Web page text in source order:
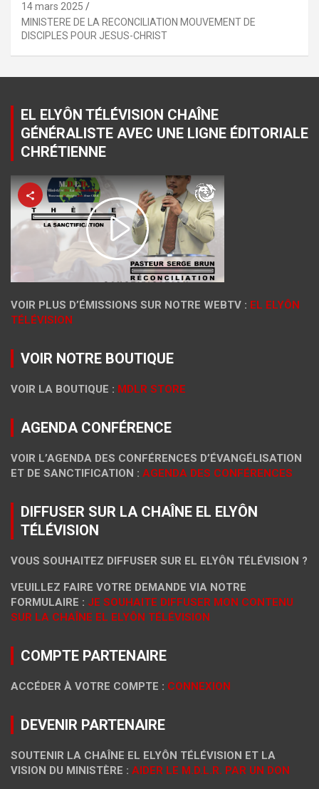
14 mars 2025
MINISTERE DE LA RECONCILIATION MOUVEMENT DE
DISCIPLES POUR JESUS-CHRIST
EL ELYÔN TÉLÉVISION CHAÎNE
GÉNÉRALISTE AVEC UNE LIGNE ÉDITORIALE
CHRÉTIENNE
VOIR PLUS D’ÉMISSIONS SUR NOTRE WEBTV : EL ELYÔN
TÉLÉVISION
VOIR NOTRE BOUTIQUE
VOIR LA BOUTIQUE : MDLR STORE
AGENDA CONFÉRENCE
VOIR L’AGENDA DES CONFÉRENCES D’ÉVANGÉLISATION
ET DE SANCTIFICATION : AGENDA DES CONFÉRENCES
DIFFUSER SUR LA CHAÎNE EL ELYÔN
TÉLÉVISION
VOUS SOUHAITEZ DIFFUSER SUR EL ELYÔN TÉLÉVISION ?
VEUILLEZ FAIRE VOTRE DEMANDE VIA NOTRE
FORMULAIRE : JE SOUHAITE DIFFUSER MON CONTENU
SUR LA CHAÎNE EL ELYÔN TÉLÉVISION
COMPTE PARTENAIRE
ACCÉDER À VOTRE COMPTE : CONNEXION
DEVENIR PARTENAIRE
SOUTENIR LA CHAÎNE EL ELYÔN TÉLÉVISION ET LA
VISION DU MINISTÈRE : AIDER LE M.D.L.R. PAR UN DON